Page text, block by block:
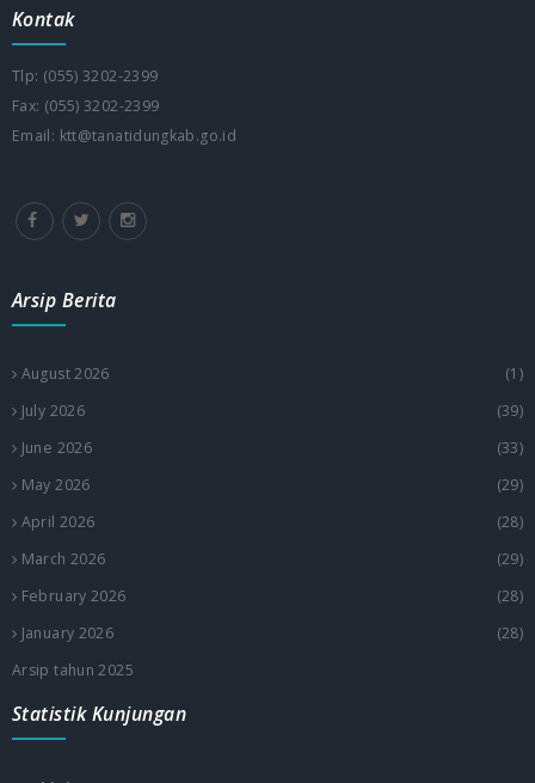
Kontak
Tlp: (055) 3202-2399
Fax: (055) 3202-2399
Email: ktt@tanatidungkab.go.id
Arsip Berita
August 2026
(1)
July 2026
(39)
June 2026
(33)
May 2026
(29)
April 2026
(28)
March 2026
(29)
February 2026
(28)
January 2026
(28)
Arsip tahun 2025
Statistik Kunjungan